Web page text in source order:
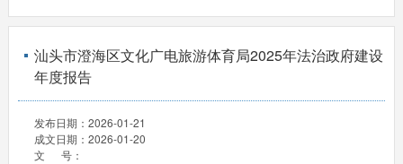
汕头市澄海区文化广电旅游体育局2025年法治政府建设
年度报告
发布日期： 2026-01-21
成文日期： 2026-01-20
文 号：